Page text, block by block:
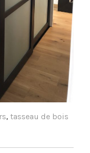
, tasseau de bois